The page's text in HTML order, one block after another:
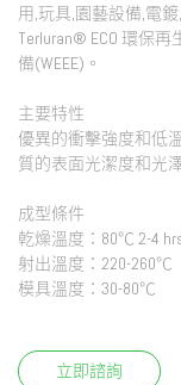
用,玩具,園藝設備,電鍍
Terluran® ECO 環保
備(WEEE)。
主要特性
優異的衝擊強度和低
質的表面光潔度和光
成型條件
乾燥溫度：80℃ 2-4
射出溫度：220-260℃
模具溫度：30-80℃
立即諮詢